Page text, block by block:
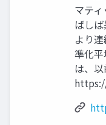
マテ
ばし
より
準化
は、以